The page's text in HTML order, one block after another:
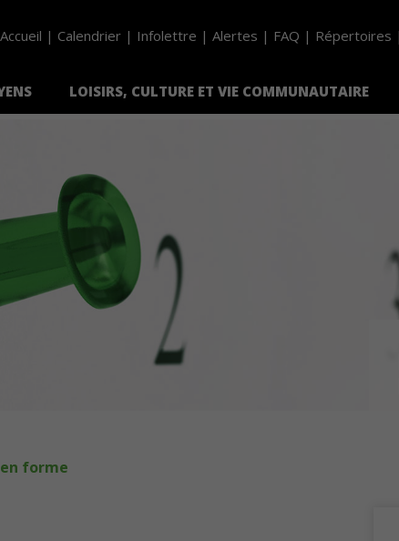
Accueil Calendrier Infolettre Alertes FAQ Répertoires
LOISIRS, CULTURE ET VIE COMMUNAUTAIRE
forme